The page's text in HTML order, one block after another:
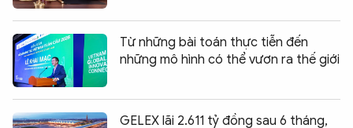
Từ những bài toán thực tiễn đến
những mô hình có thể vươn ra thế giới
GELEX lãi 2.611 tỷ đồng sau 6 tháng,